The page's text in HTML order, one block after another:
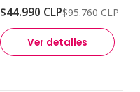
$44.990 CLP$95.760 CLP
Ver detalles